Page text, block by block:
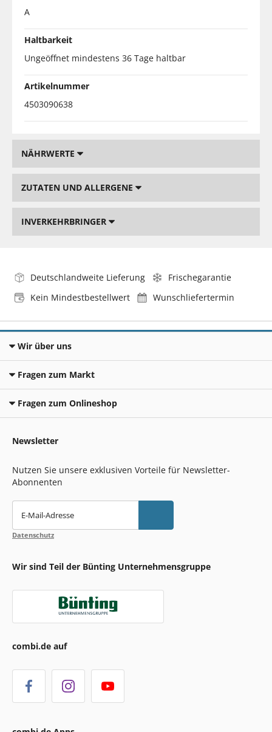
A
Haltbarkeit
Ungeöffnet mindestens 36 Tage haltbar
Artikelnummer
4503090638
NÄHRWERTE
ZUTATEN UND ALLERGENE
INVERKEHRBRINGER
Deutschlandweite Lieferung
Frischegarantie
Kein Mindestbestellwert
Wunschliefertermin
Wir über uns
Fragen zum Markt
Fragen zum Onlineshop
Newsletter
Nutzen Sie unsere exklusiven Vorteile für Newsletter-
Abonnenten
E-Mail-Adresse
Datenschutz
Wir sind Teil der Bünting Unternehmensgruppe
combi.de auf